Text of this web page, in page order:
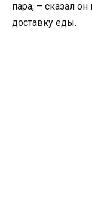
пара, – сказал
доставку еды.